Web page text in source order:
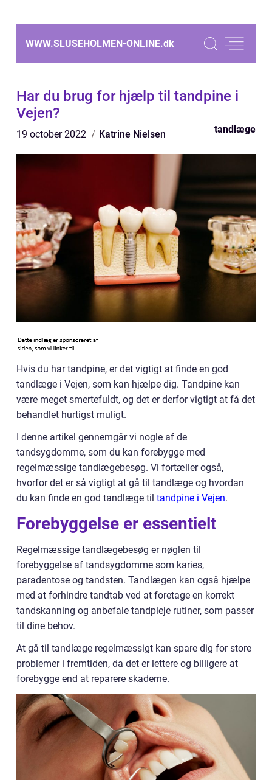
WWW.SLUSEHOLMEN-ONLINE.dk
Har du brug for hjælp til tandpine i
Vejen?
19 october 2022 Katrine Nielsen tandlæge
Hvis du har tandpine, er det vigtigt at finde en god
tandlæge i Vejen, som kan hjælpe dig. Tandpine kan
være meget smertefuldt, og det er derfor vigtigt at få det
behandlet hurtigst muligt.
I denne artikel gennemgår vi nogle af de
tandsygdomme, som du kan forebygge med
regelmæssige tandlægebesøg. Vi fortæller også,
hvorfor det er så vigtigt at gå til tandlæge og hvordan
du kan finde en god tandlæge til tandpine i Vejen.
Forebyggelse er essentielt
Regelmæssige tandlægebesøg er nøglen til
forebyggelse af tandsygdomme som karies,
paradentose og tandsten. Tandlægen kan også hjælpe
med at forhindre tandtab ved at foretage en korrekt
tandskanning og anbefale tandpleje rutiner, som passer
til dine behov.
At gå til tandlæge regelmæssigt kan spare dig for store
problemer i fremtiden, da det er lettere og billigere at
forebygge end at reparere skaderne.